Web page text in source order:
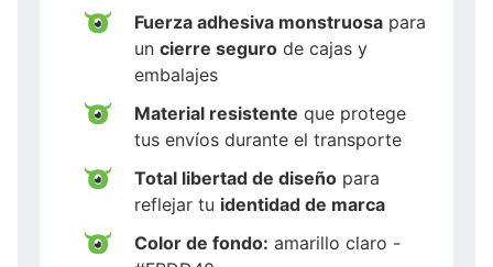
Fuerza adhesiva monstruosa para
un cierre seguro de cajas y
embalajes
Material resistente que protege
tus envíos durante el transporte
Total libertad de diseño para
reflejar tu identidad de marca
Color de fondo: amarillo claro -